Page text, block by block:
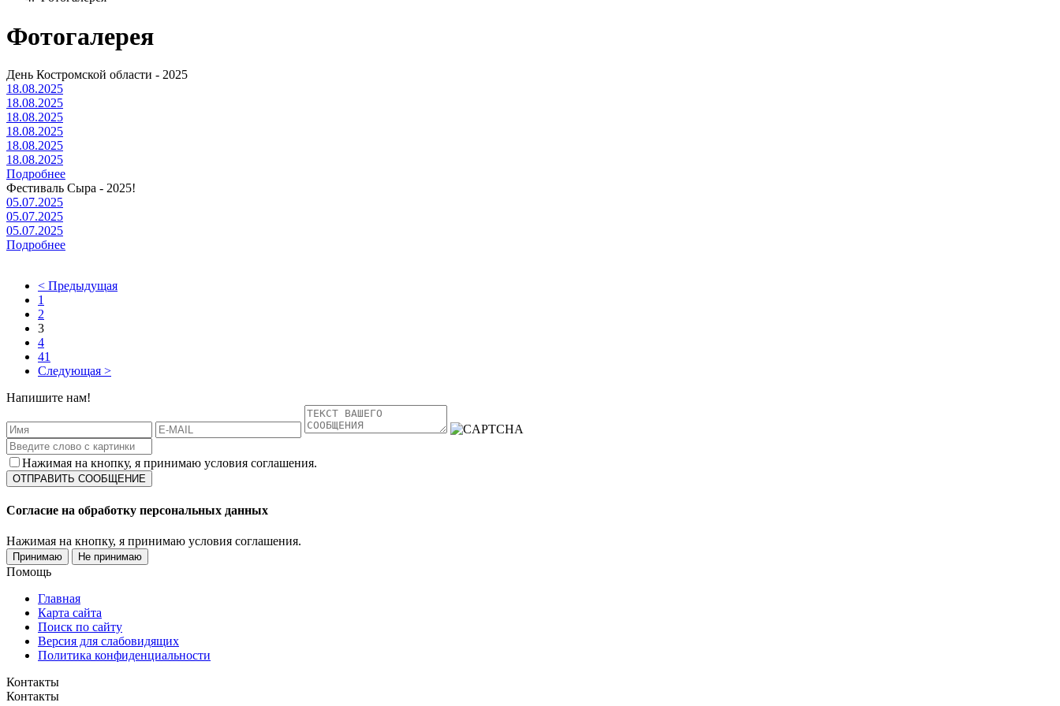
Фотогалерея
День Костромской области - 2025
18.08.2025
18.08.2025
18.08.2025
18.08.2025
18.08.2025
18.08.2025
Подробнее
Фестиваль Сыра - 2025!
05.07.2025
05.07.2025
05.07.2025
Подробнее
< Предыдущая
1
2
3
4
41
Следующая >
Напишите нам!
Нажимая на кнопку, я принимаю условия соглашения.
Согласие на обработку персональных данных
Нажимая на кнопку, я принимаю условия соглашения.
Принимаю Не принимаю
Помощь
Главная
Карта сайта
Поиск по сайту
Версия для слабовидящих
Политика конфиденциальности
Контакты
Контакты